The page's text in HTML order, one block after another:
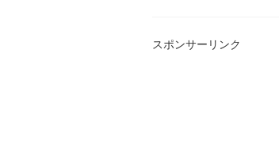
スポンサーリンク